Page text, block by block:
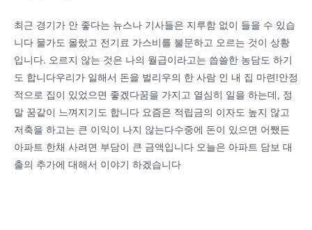
최근 경기가 안 좋다는 뉴스나 기사들은 지루함 없이 들을 수 있습
니다 물가도 올랐고 전기료 가스비를 불문하고 오르는 것이 상황
입니다. 오르지 않는 것은 나의 월급이라고는 씁쓸한 농담도 하기
도 합니다우리가 일해서 돈을 벌리우의 한 사람 인 내 집 마련!안정
적으로 집이 있었으면 좋겠다꿈을 가지고 열심히 일을 하는데, 정
말 꿈같이 느껴지기도 합니다 요즘은 적립금의 이자도 높지 않고
저축을 하고는 큰 이익이 나지 않는다수중에 돈이 있으면 어쨌든
아파트 한채 사려면 부담이 큰 금액입니다 오늘은 아파트 담보 대
출의 추가에 대해서 이야기 하겠습니다